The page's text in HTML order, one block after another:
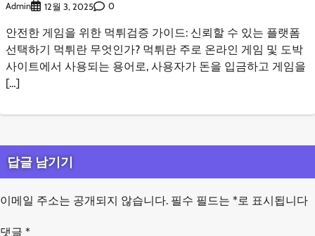
Admin 12월 3, 2025 0
안전한 게임을 위한 먹튀검증 가이드: 신뢰할 수 있는 플랫폼
선택하기 먹튀란 무엇인가? 먹튀란 주로 온라인 게임 및 도박
사이트에서 사용되는 용어로, 사용자가 돈을 입금하고 게임을
[…]
답글 남기기
이메일 주소는 공개되지 않습니다. 필수 필드는 * 로 표시됩니다
댓글 *